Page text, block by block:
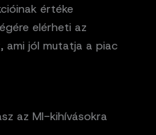
értéke
elérheti az
ami jól mutatja a piac
az MI-kihívásokra